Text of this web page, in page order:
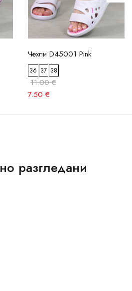
Чехли D45001 Pink
36 37 38
11.00 €
7.50 €
разгледани